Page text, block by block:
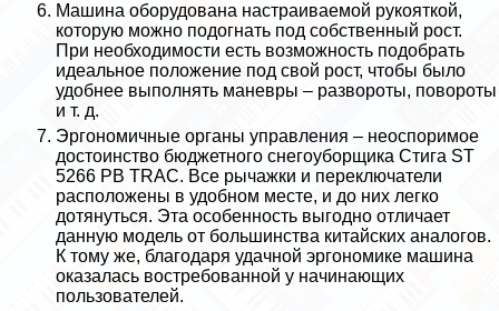
Машина оборудована настраиваемой рукояткой,
которую можно подогнать под собственный рост.
При необходимости есть возможность подобрать
идеальное положение под свой рост, чтобы было
удобнее выполнять маневры – развороты, повороты
и т. д.
Эргономичные органы управления – неоспоримое
достоинство бюджетного снегоуборщика Стига ST
5266 PB TRAC. Все рычажки и переключатели
расположены в удобном месте, и до них легко
дотянуться. Эта особенность выгодно отличает
данную модель от большинства китайских аналогов.
К тому же, благодаря удачной эргономике машина
оказалась востребованной у начинающих
пользователей.